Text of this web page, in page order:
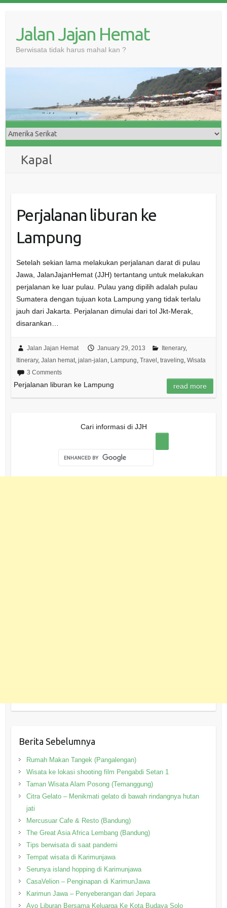
Jalan Jajan Hemat
Berwisata tidak harus mahal kan ?
Kapal
Perjalanan liburan ke
Lampung
Setelah sekian lama melakukan perjalanan darat di pulau
Jawa, JalanJajanHemat (JJH) tertantang untuk melakukan
perjalanan ke luar pulau. Pulau yang dipilih adalah pulau
Sumatera dengan tujuan kota Lampung yang tidak terlalu
jauh dari Jakarta. Perjalanan dimulai dari tol Jkt-Merak,
disarankan…
Jalan Jajan Hemat January 29, 2013 Itenerary,
Itinerary, Jalan hemat, jalan-jalan Lampung Travel traveling Wisata
3 Comments
Perjalanan liburan ke Lampung read more
Cari informasi di JJH
Berita Sebelumnya
Rumah Makan Tangek (Pangalengan)
Wisata ke lokasi shooting film Pengabdi Setan 1
Taman Wisata Alam Posong (Temanggung)
Citra Gelato – Menikmati gelato di bawah rindangnya hutan
jati
Mercusuar Cafe & Resto (Bandung)
The Great Asia Africa Lembang (Bandung)
Tips berwisata di saat pandemi
Tempat wisata di Karimunjawa
Serunya island hopping di Karimunjawa
CasaVelion – Penginapan di KarimunJawa
Karimun Jawa – Penyeberangan dari Jepara
Ayo Liburan Bersama Keluarga Ke Kota Budaya Solo